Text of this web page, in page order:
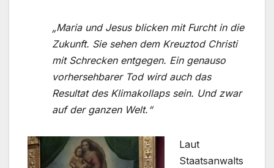
„Maria und Jesus blicken mit Furcht in die
Zukunft. Sie sehen dem Kreuztod Christi
mit Schrecken entgegen. Ein genauso
vorhersehbarer Tod wird auch das
Resultat des Klimakollaps sein. Und zwar
auf der ganzen Welt.“
Laut
Staatsanwalts